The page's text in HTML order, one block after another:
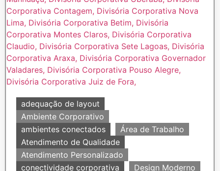
adequação de layout
Ambiente Corporativo
ambientes conectados
Área de Trabalho
Atendimento de Qualidade
Atendimento Personalizado
conectividade corporativa
Design Moderno